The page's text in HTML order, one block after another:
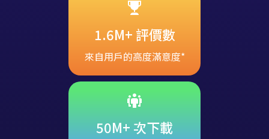
1.6M+ 評價數
來自用戶的高度滿意度*
50M+ 次下載